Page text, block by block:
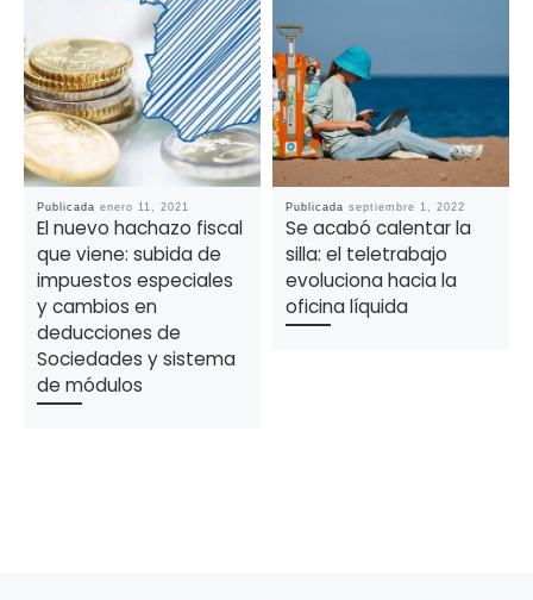
Publicada enero 11, 2021
El nuevo hachazo fiscal
que viene: subida de
impuestos especiales
y cambios en
deducciones de
Sociedades y sistema
de módulos
Publicada septiembre 1, 2022
Se acabó calentar la
silla: el teletrabajo
evoluciona hacia la
oficina líquida